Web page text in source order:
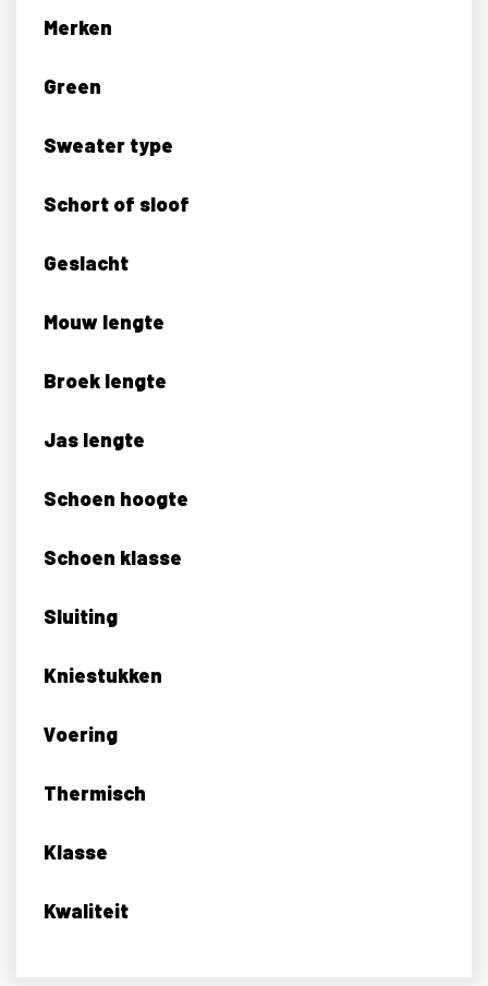
Merken
Green
Sweater type
Schort of sloof
Geslacht
Mouw lengte
Broek lengte
Jas lengte
Schoen hoogte
Schoen klasse
Sluiting
Kniestukken
Voering
Thermisch
Klasse
Kwaliteit